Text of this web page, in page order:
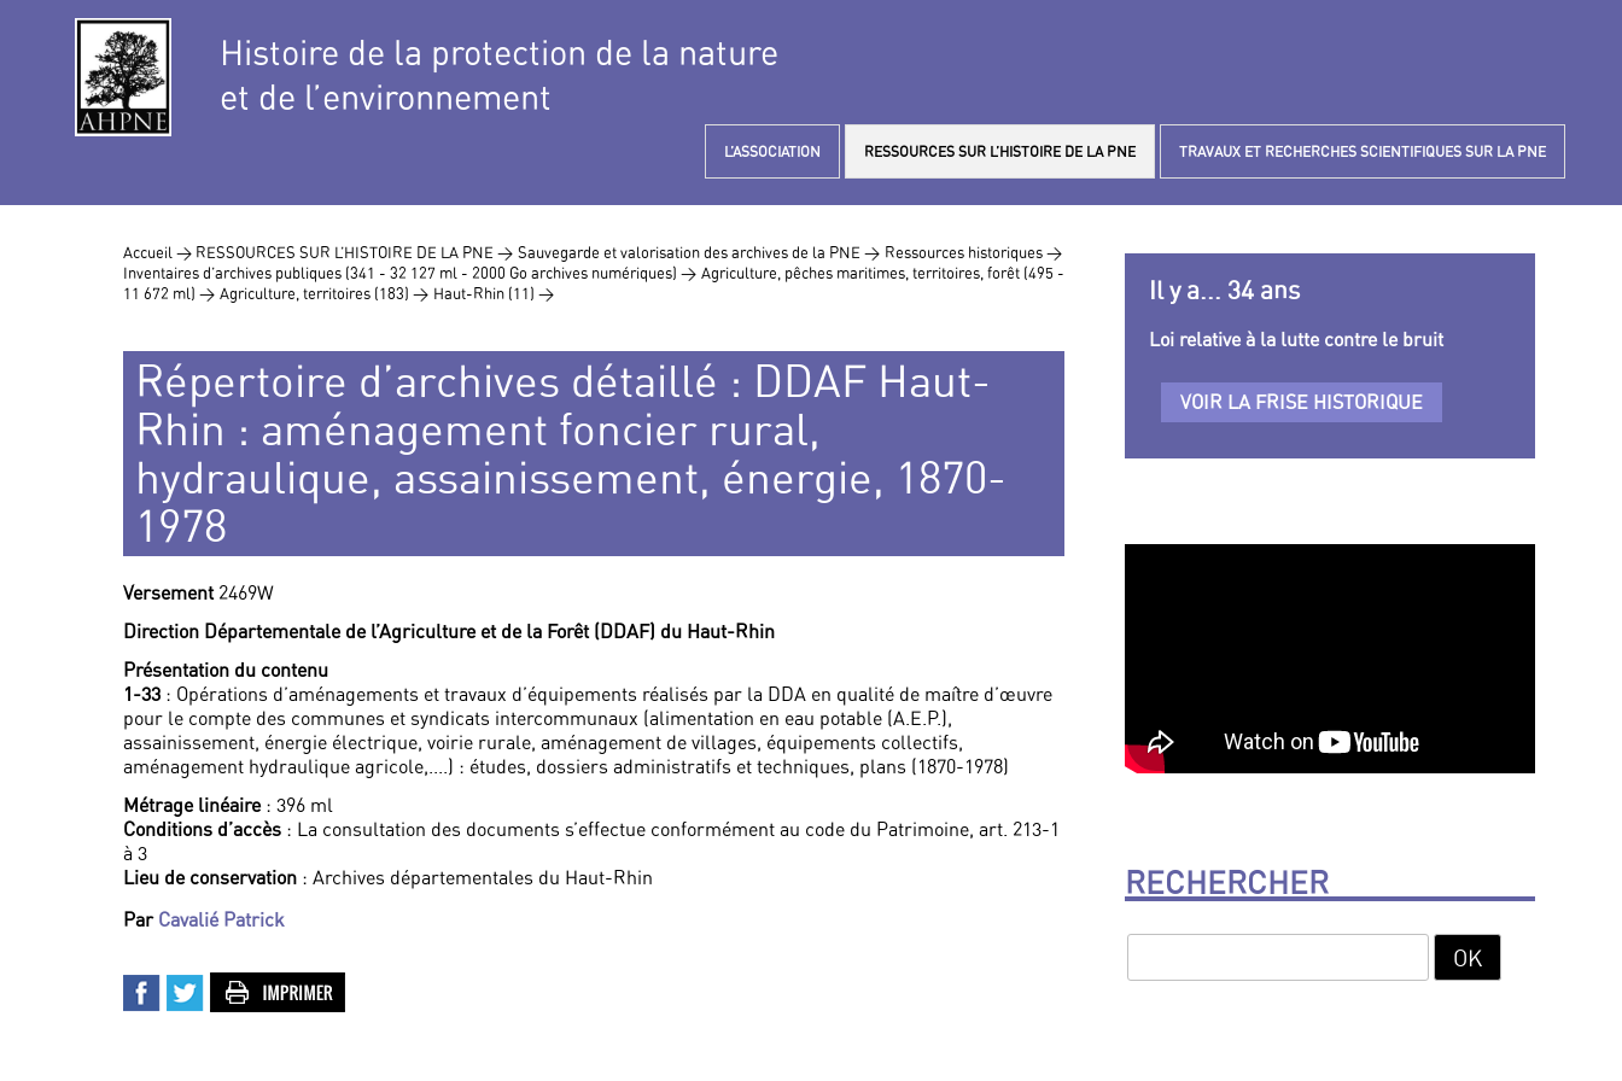
Histoire de la protection de la nature
et de l’environnement
L’ASSOCIATION RESSOURCES SUR L’HISTOIRE DE LA PNE TRAVAUX ET RECHERCHES SCIENTIFIQUES SUR LA PNE
Accueil > RESSOURCES SUR L’HISTOIRE DE LA PNE > Sauvegarde et valorisation des archives de la PNE > Ressources historiques >
Inventaires d’archives publiques (341 - 32 127 ml - 2000 Go archives numériques) > Agriculture, pêches maritimes, territoires, forêt (495 -
11 672 ml) > Agriculture, territoires (183) > Haut-Rhin (11) >
Répertoire d’archives détaillé : DDAF Haut-
Rhin : aménagement foncier rural,
hydraulique, assainissement, énergie, 1870-
1978
Versement 2469W
Direction Départementale de l’Agriculture et de la Forêt (DDAF) du Haut-Rhin
Présentation du contenu
1-33 : Opérations d’aménagements et travaux d’équipements réalisés par la DDA en qualité de maître d’œuvre
pour le compte des communes et syndicats intercommunaux (alimentation en eau potable (A.E.P.),
assainissement, énergie électrique, voirie rurale, aménagement de villages, équipements collectifs,
aménagement hydraulique agricole,....) : études, dossiers administratifs et techniques, plans (1870-1978)
Métrage linéaire: 396 ml
Conditions d’accès : La consultation des documents s’effectue conformément au code du Patrimoine, art. 213-1
à 3
Lieu de conservation : Archives départementales du Haut-Rhin
Par Cavalié Patrick
Il y a... 34 ans
Loi relative à la lutte contre le bruit
VOIR LA FRISE HISTORIQUE
RECHERCHER